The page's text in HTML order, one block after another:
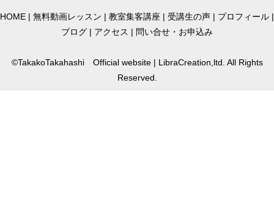
HOME | 無料動画レッスン | 教室集客講座 | 受講生の声 | プロフィール |
ブログ | アクセス | 問い合せ・お申込み
©TakakoTakahashi Official website | LibraCreation,ltd. All Rights
Reserved.